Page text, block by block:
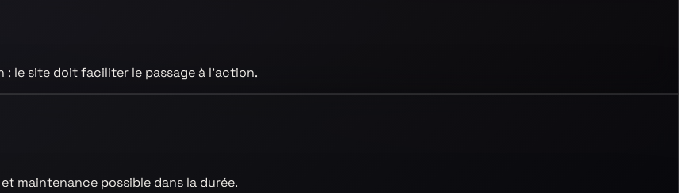
le site doit faciliter le passage à l’action.
maintenance possible dans la durée.